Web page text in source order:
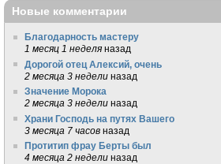
Новые комментарии
Благодарность мастеру
1 месяц 1 неделя назад
Дорогой отец Алексий, очень
2 месяца 3 недели назад
Значение Морока
2 месяца 3 недели назад
Храни Господь на путях Вашего
3 месяца 7 часов назад
Протитип фрау Берты был
4 месяца 2 недели назад